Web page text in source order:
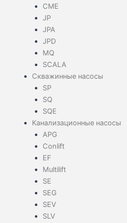
CME
JP
JPA
JPD
MQ
SCALA
Скважинные насосы
SP
SQ
SQE
Канализационные насосы
APG
Conlift
EF
Multilift
SE
SEG
SEV
SLV